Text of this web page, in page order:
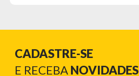
CADASTRE-SE
E RECEBA NOVIDADES